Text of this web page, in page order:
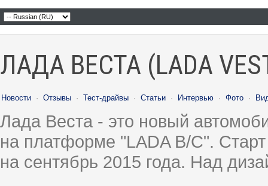
ЛАДА ВЕСТА (LADA
Новости · Отзывы · Тест-драйвы · Статьи · Интервью · Фото ·
Лада Веста - это новый
на платформе "LADA B/C".
на сентябрь 2015 года. Над